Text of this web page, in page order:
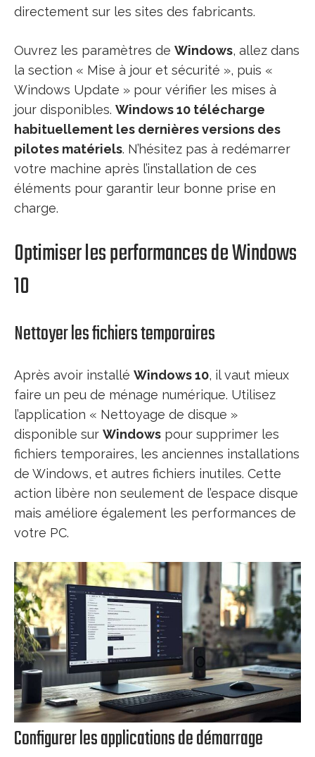
directement sur les sites des fabricants.
Ouvrez les paramètres de Windows, allez dans
la section « Mise à jour et sécurité », puis «
Windows Update » pour vérifier les mises à
jour disponibles. Windows 10 télécharge
habituellement les dernières versions des
pilotes matériels. N’hésitez pas à redémarrer
votre machine après l’installation de ces
éléments pour garantir leur bonne prise en
charge.
Optimiser les performances de Windows
10
Nettoyer les fichiers temporaires
Après avoir installé Windows 10, il vaut mieux
faire un peu de ménage numérique. Utilisez
l’application « Nettoyage de disque »
disponible sur Windows pour supprimer les
fichiers temporaires, les anciennes installations
de Windows, et autres fichiers inutiles. Cette
action libère non seulement de l’espace disque
mais améliore également les performances de
votre PC.
Configurer les applications de démarrage